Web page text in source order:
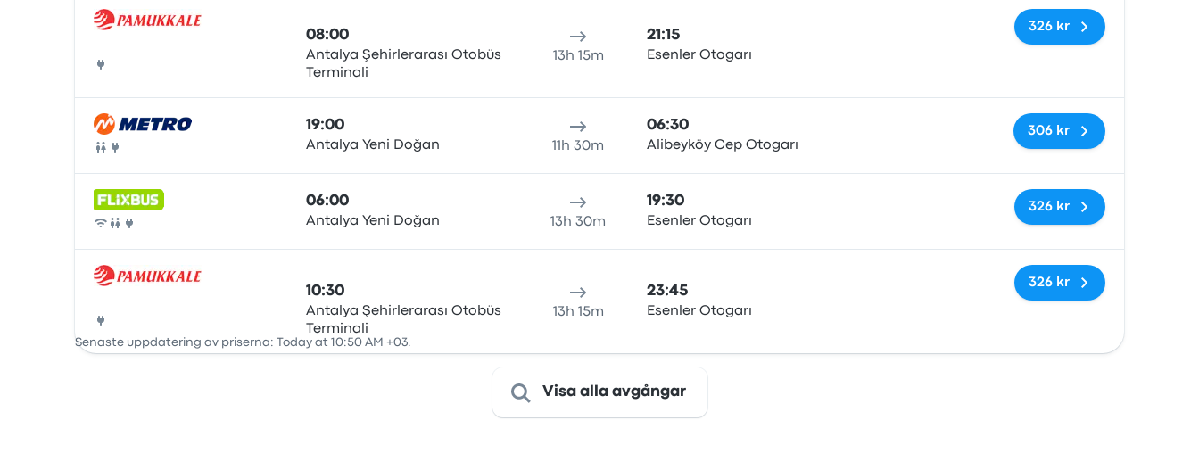
Buss
08:00
Antalya Şehirlerarası Otobüs
Terminali
13h 15m
21:15
Esenler Otogarı
Inga taggar
326 kr
Buss
19:00
Antalya Yeni Doğan 11h 30m
06:30
Alibeyköy Cep Otogarı
Inga taggar
306 kr
Buss
06:00
Antalya Yeni Doğan 13h 30m
19:30
Esenler Otogarı
Inga taggar
326 kr
Buss
10:30
Antalya Şehirlerarası Otobüs
Terminali
13h 15m
23:45
Esenler Otogarı
Inga taggar
326 kr
Senaste uppdatering av priserna: Today at 10:50 AM +03.
Visa alla avgångar